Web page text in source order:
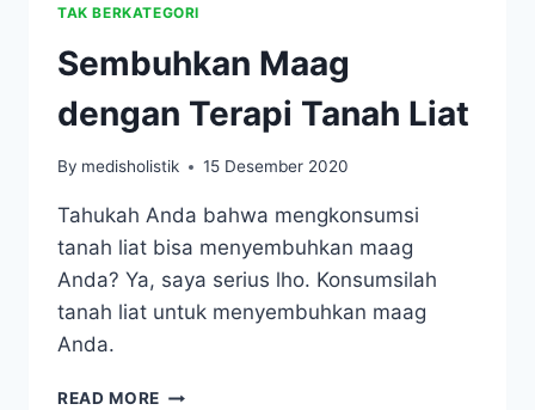
TAK BERKATEGORI
Sembuhkan Maag
dengan Terapi Tanah Liat
By medisholistik 15 Desember 2020
Tahukah Anda bahwa mengkonsumsi
tanah liat bisa menyembuhkan maag
Anda? Ya, saya serius lho. Konsumsilah
tanah liat untuk menyembuhkan maag
Anda.
READ MORE SEMBUHKAN